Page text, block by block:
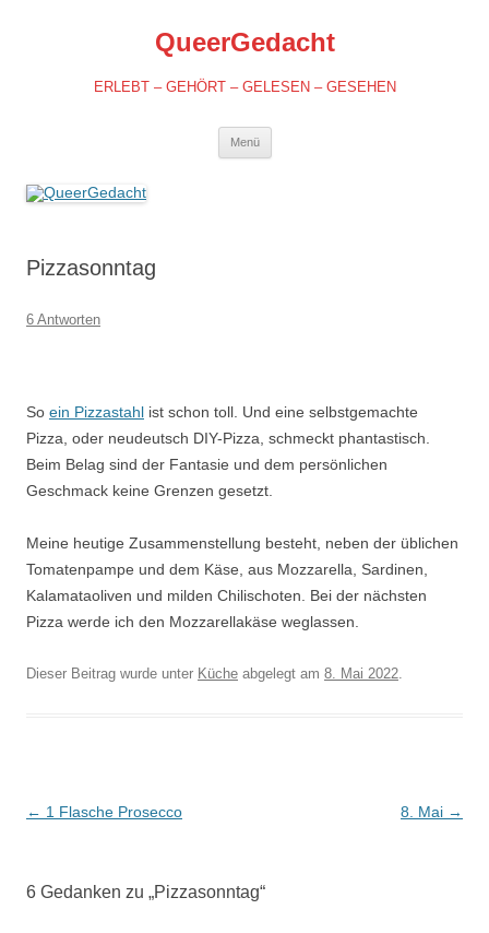
QueerGedacht
ERLEBT – GEHÖRT – GELESEN – GESEHEN
Menü
Pizzasonntag
6 Antworten
So ein Pizzastahl ist schon toll. Und eine selbstgemachte
Pizza, oder neudeutsch DIY-Pizza, schmeckt phantastisch.
Beim Belag sind der Fantasie und dem persönlichen
Geschmack keine Grenzen gesetzt.
Meine heutige Zusammenstellung besteht, neben der üblichen
Tomatenpampe und dem Käse, aus Mozzarella, Sardinen,
Kalamataoliven und milden Chilischoten. Bei der nächsten
Pizza werde ich den Mozzarellakäse weglassen.
Dieser Beitrag wurde unter Küche abgelegt am 8. Mai 2022.
Beitrags-
← 1 Flasche Prosecco 8. Mai →
6 Gedanken zu „Pizzasonntag“